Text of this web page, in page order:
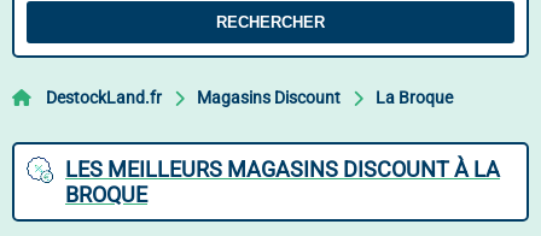
RECHERCHER
DestockLand.fr Magasins Discount La Broque
LES MEILLEURS MAGASINS DISCOUNT À LA
BROQUE